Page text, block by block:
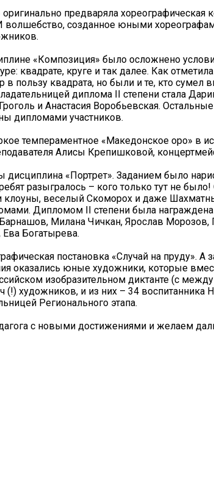
предваряла хореографическая
волшебство, созданное юными
«Композиция» было осложнено
квадрате, круге и так далее. Как
пользу квадрата, но были и те, кто сумел
диплома II степени стала
и Анастасия Воробьевская.
дипломами участников.
темпераментное «Македонское оро» в
Алисы Крепишковой,
«Портрет». Заданием было
разыгралось – кого только тут не
клоуны, веселый Скоморох и даже
Дипломом II степени была награждена
Милана Чичкан, Ярослав
Богатырева.
постановка «Случай на пруду». А
оказались юные художники, которые
изобразительном диктанте (с
(!) художников, и из них – 34 воспитанника
Регионального этапа.
с новыми достижениями и желаем